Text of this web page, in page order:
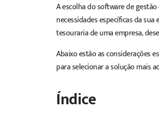
A escolha dosoftwarede gestão
necessidades específicas da sua
tesouraria de uma empresa,
Abaixo estão as considerações
para selecionar a solução mais
Índice